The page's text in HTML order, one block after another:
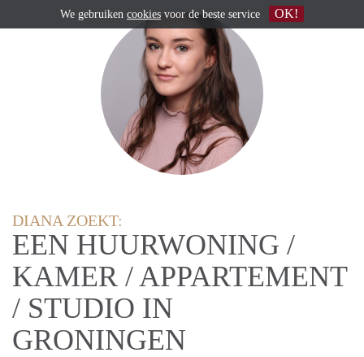
DIANA ZOEKT:
EEN HUURWONING /
KAMER / APPARTEMENT
/ STUDIO IN
GRONINGEN
We gebruiken cookies voor de beste service OK!